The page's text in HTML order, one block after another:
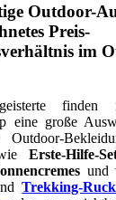
Outdoor-
Preis-
im
finden
eine große
Outdoor-
Erste-Hilfe-
und
Trekking-